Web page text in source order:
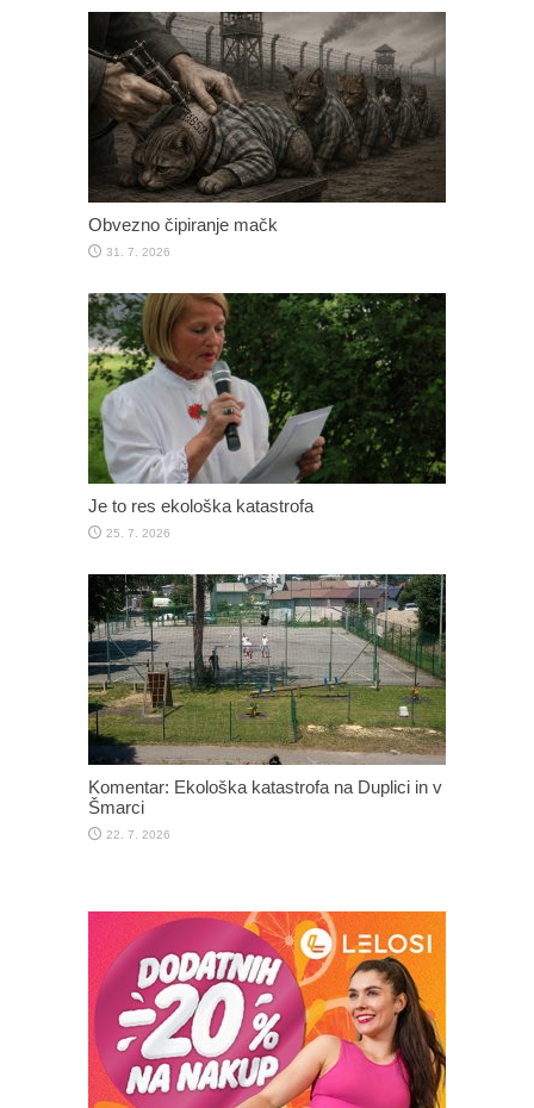
Obvezno čipiranje mačk
31. 7. 2026
Je to res ekološka katastrofa
25. 7. 2026
Komentar: Ekološka katastrofa na Duplici in v
Šmarci
22. 7. 2026